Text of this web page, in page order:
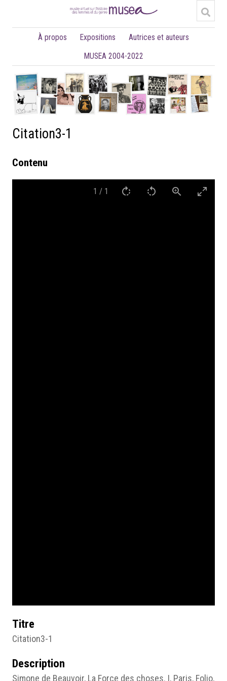
À propos Expositions
Autrices et auteurs
MUSEA 2004-2022
Citation3-1
Contenu
1 / 1
Titre
Citation3-1
Description
Simone de Beauvoir, La Force des choses. I, Paris, Folio,